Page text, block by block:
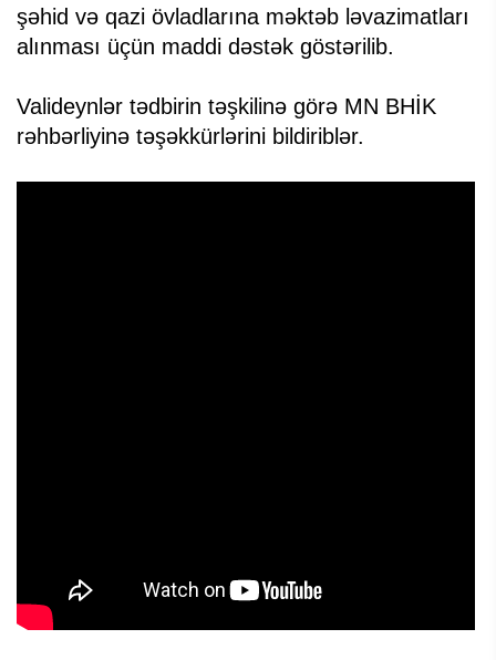
şəhid və qazi övladlarına məktəb ləvazimatları
alınması üçün maddi dəstək göstərilib.
Valideynlər tədbirin təşkilinə görə MN BHİK
rəhbərliyinə təşəkkürlərini bildiriblər.